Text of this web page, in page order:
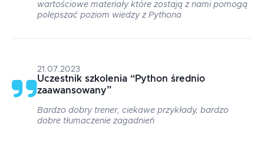
wartościowe materiały które zostają z nami pomogą
polepszać poziom wiedzy z Pythona
21.07.2023
Uczestnik szkolenia “Python średnio
zaawansowany”
Bardzo dobry trener, ciekawe przykłady, bardzo
dobre tłumaczenie zagadnień